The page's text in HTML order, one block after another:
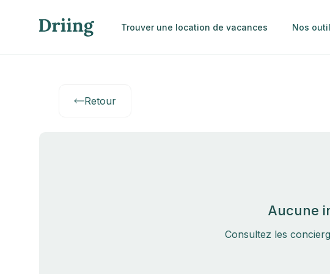
Trouver une location de vacances Nos
Retour
Aucune
Consultez les